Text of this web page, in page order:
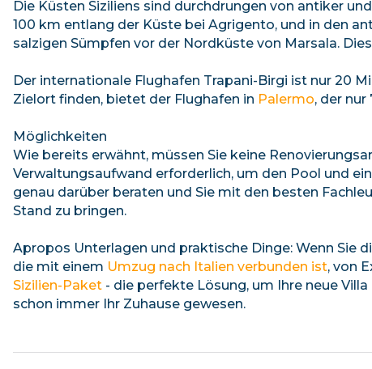
Die Küsten Siziliens sind durchdrungen von antiker
100 km entlang der Küste bei Agrigento, und in den
salzigen Sümpfen vor der Nordküste von Marsala.
Der internationale Flughafen Trapani-Birgi ist nur 20
Zielort finden, bietet der Flughafen in Palermo, der
Möglichkeiten
Wie bereits erwähnt, müssen Sie keine
Verwaltungsaufwand erforderlich, um den Pool und
genau darüber beraten und Sie mit den besten
Stand zu bringen.
Apropos Unterlagen und praktische Dinge: Wenn Sie
die mit einem Umzug nach Italien verbunden ist, von
Sizilien-Paket - die perfekte Lösung, um Ihre neue
schon immer Ihr Zuhause gewesen.